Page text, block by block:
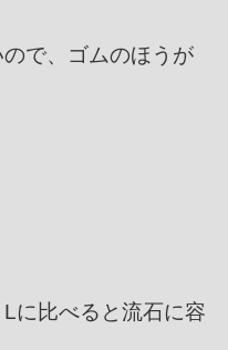
で、ゴムのほうが
に比べると流石に容